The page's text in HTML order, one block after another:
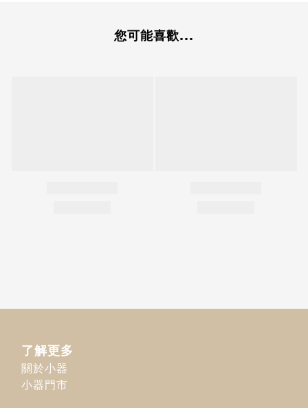
您可能喜歡...
了解更多
關於小器
小器門市